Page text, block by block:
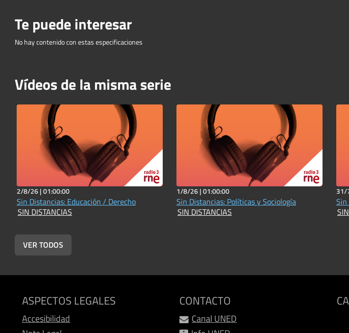
Te puede interesar
No hay contenido con estas especificaciones
Vídeos de la misma serie
2/8/26 |01:00:00
Sin Distancias: Educación / Derecho
SIN DISTANCIAS
1/8/26 |01:00:00
Sin Distancias: Políticas y Sociología
SIN DISTANCIAS
31/
Sin
VER TODOS
ASPECTOS LEGALES
Accesibilidad
CONTACTO
Canal UNED